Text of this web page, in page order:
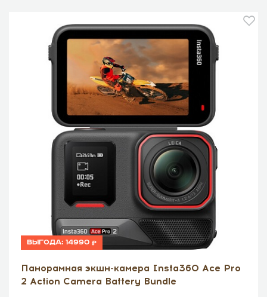
Выгода: 14990
Панорамная экшн-камера Insta360 Ace Pro
2 Action Camera Battery Bundle